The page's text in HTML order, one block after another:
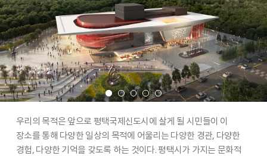
우리의 목적은 앞으로 평택국제신도시에 살게 될 시민들이 이
장소를통해 다양한 일상의 목적에 어울리는 다양한 경관, 다양한
경험, 다양한 기억을 갖도록 하는 것이다.평택시가 가지는 문화적